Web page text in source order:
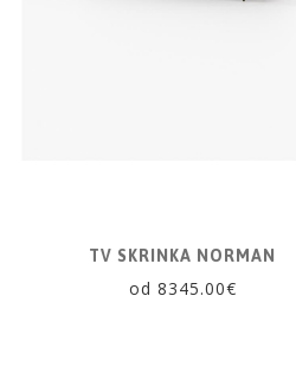
TV SKRINKA NORMAN
od 8345.00€